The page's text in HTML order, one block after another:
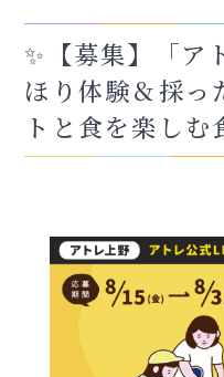
✨【募集】「ア
ほり体験＆採っ
トと食を楽しむ